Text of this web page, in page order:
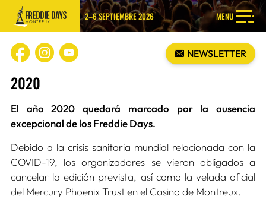
2–6 SEPTIEMBRE 2026 MENU
NEWSLETTER
2020
El año 2020 quedará marcado por la ausencia
excepcional de los Freddie Days.
Debido a la crisis sanitaria mundial relacionada con la
COVID-19, los organizadores se vieron obligados a
cancelar la edición prevista, así como la velada oficial
del Mercury Phoenix Trust en el Casino de Montreux.